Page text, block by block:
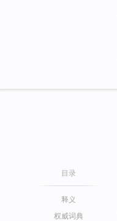
目录
释义
权威词典